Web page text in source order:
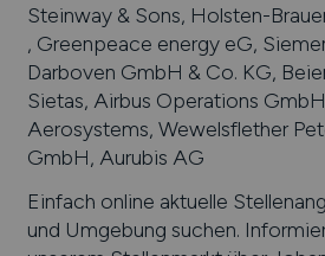
Steinway & Sons, Holsten-
, Greenpeace energy eG,
Darboven GmbH & Co. KG,
Sietas, Airbus Operations
Aerosystems, Wewelsflether
GmbH, Aurubis AG
Einfach online aktuelle
und Umgebung suchen.